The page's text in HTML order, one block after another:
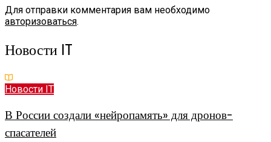
Для отправки комментария вам необходимо
авторизоваться.
Новости IT
Новости IT
В России создали «нейропамять» для дронов-
спасателей